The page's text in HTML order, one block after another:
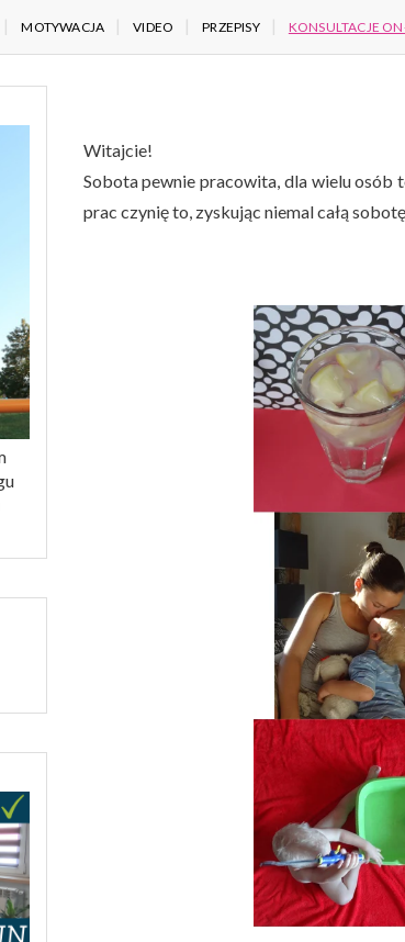
MOTYWACJA VIDEO PRZEPISY KONSULTACJE
Witajcie!
Sobota pewnie pracowita, dla wielu osób
prac czynię to, zyskując niemal całą